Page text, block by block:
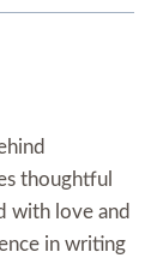
thoughtful
with love and
in writing